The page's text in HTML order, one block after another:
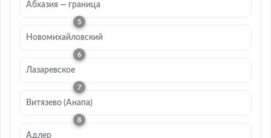
Абхазия — граница
Новомихайловский
Лазаревское
Витязево (Анапа)
Адлер